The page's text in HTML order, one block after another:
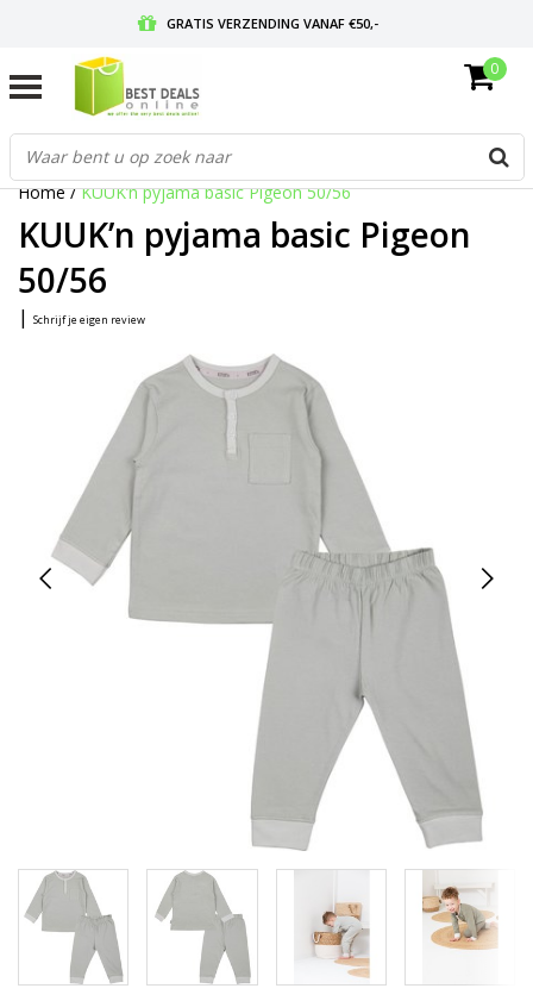
GRATIS VERZENDING VANAF €50,-
GRATIS RETOURNEREN EN 30 DAGEN BEDENKTIJD
0
Home/KUUK’n pyjama basic Pigeon 50/56
KUUK’n pyjama basic Pigeon
50/56
| Schrijf je eigen review